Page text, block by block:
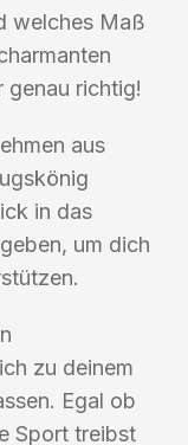
welches Maß
genau richtig!
aus
in das
um dich
zu deinem
Egal ob
Sport treibst